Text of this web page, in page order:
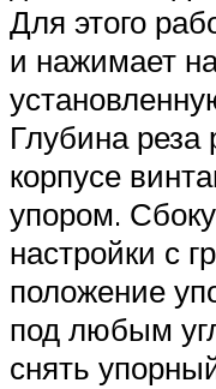
Для этого
и нажимает
Глубина реза
корпусе
упором.
настройки с
положение
под любым
снять